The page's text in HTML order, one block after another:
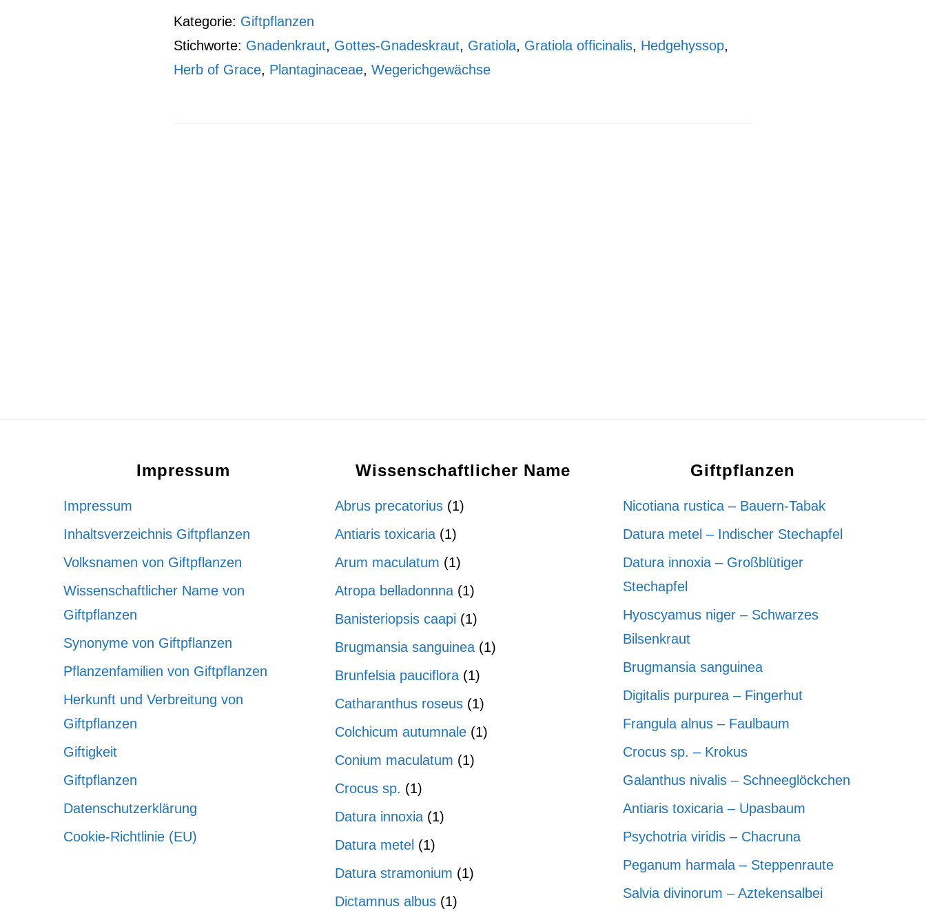
Kategorie: Giftpflanzen
Stichworte: Gnadenkraut, Gottes-Gnadeskraut, Gratiola, Gratiola officinalis, Hedgehyssop,
Herb of Grace, Plantaginaceae, Wegerichgewächse
Impressum
Impressum
Inhaltsverzeichnis Giftpflanzen
Volksnamen von Giftpflanzen
Wissenschaftlicher Name von
Giftpflanzen
Synonyme von Giftpflanzen
Pflanzenfamilien von Giftpflanzen
Herkunft und Verbreitung von
Giftpflanzen
Giftigkeit
Giftpflanzen
Datenschutzerklärung
Cookie-Richtlinie (EU)
Wissenschaftlicher Name
Abrus precatorius (1)
Antiaris toxicaria (1)
Arum maculatum (1)
Atropa belladonnna (1)
Banisteriopsis caapi (1)
Brugmansia sanguinea (1)
Brunfelsia pauciflora (1)
Catharanthus roseus (1)
Colchicum autumnale (1)
Conium maculatum (1)
Crocus sp. (1)
Datura innoxia (1)
Datura metel (1)
Datura stramonium (1)
Dictamnus albus (1)
Giftpflanzen
Nicotiana rustica – Bauern-Tabak
Datura metel – Indischer Stechapfel
Datura innoxia – Großblütiger
Stechapfel
Hyoscyamus niger – Schwarzes
Bilsenkraut
Brugmansia sanguinea
Digitalis purpurea – Fingerhut
Frangula alnus – Faulbaum
Crocus sp. – Krokus
Galanthus nivalis – Schneeglöckchen
Antiaris toxicaria – Upasbaum
Psychotria viridis – Chacruna
Peganum harmala – Steppenraute
Salvia divinorum – Aztekensalbei